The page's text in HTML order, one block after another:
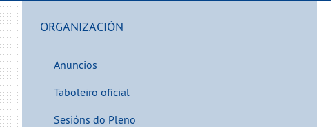
ORGANIZACIÓN
Anuncios
Taboleiro oficial
Sesións do Pleno